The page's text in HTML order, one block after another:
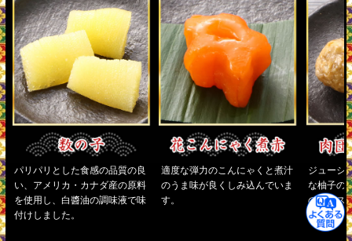
パリパリとした食感の品質の良
い、アメリカ・カナダ産の原料
を使用し、白醬油の調味液で味
付けしました。
適度な弾力のこんにゃくと煮汁
のうま味が良くしみ込んでいま
す。
ジューシ
な柚子の
のソース